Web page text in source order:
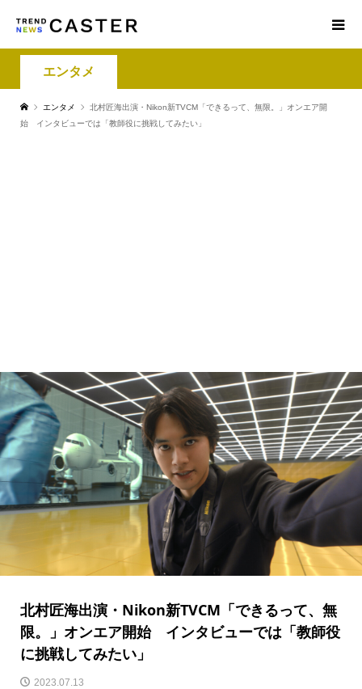
エンタメ
エンタメ
北村匠海出演・Nikon新TVCM「できるって、無限。」オンエア開
始 インタビューでは「教師役に挑戦してみたい」
北村匠海出演・Nikon新TVCM「できるって、無
限。」オンエア開始 インタビューでは「教師役
に挑戦してみたい」
2023.07.13